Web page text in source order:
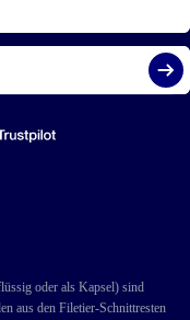
oder als Kapsel) sind
aus den Filetier-Schnittresten